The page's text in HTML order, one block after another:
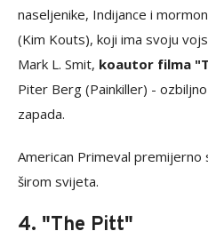
naseljenike, Indijance i
(Kim Kouts), koji ima svoju
Mark L. Smit, koautor filma
Piter Berg (Painkiller) -
zapada.
American Primeval premijerno
širom svijeta.
4. "The Pitt"